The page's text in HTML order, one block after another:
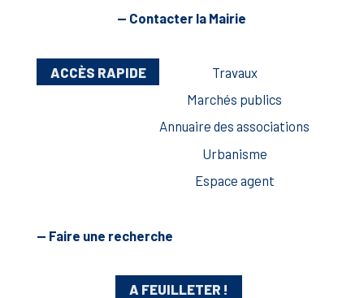
— Contacter la Mairie
ACCÈS RAPIDE
Travaux
Marchés publics
Annuaire des associations
Urbanisme
Espace agent
— Faire une recherche
A FEUILLETER !